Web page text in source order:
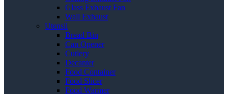
Glass Exhaust Fan
Wall Exhaust
Utensil
Bread Bin
Can Opener
Cutlery
Decanter
Food Container
Food Slicer
Food Warmer